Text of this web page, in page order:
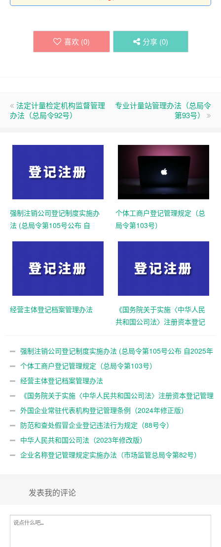
喜欢 (0) 分享 (0)
法定计量检定机构监督管理
办法（总局令92号）
专业计量站管理办法（总局令
第93号）
强制注销公司登记制度实施办
法 (总局令第105号公布 自
个体工商户登记管理规定（总
局令第103号）
经营主体登记档案管理办法
《国务院关于实施〈中华人民
共和国公司法〉注册资本登记
第784号）
强制注销公司登记制度实施办法 (总局令第105号公布 自2025年
10月10日起施行)
个体工商户登记管理规定（总局令第103号）
经营主体登记档案管理办法
《国务院关于实施〈中华人民共和国公司法〉注册资本登记管理
制度的规定》（国务院令第784号）
外国企业常驻代表机构登记管理条例（2024年修正版）
防范和查处假冒企业登记违法行为规定（88号令）
中华人民共和国公司法（2023年修改版）
企业名称登记管理规定实施办法（市场监管总局令第82号）
发表我的评论